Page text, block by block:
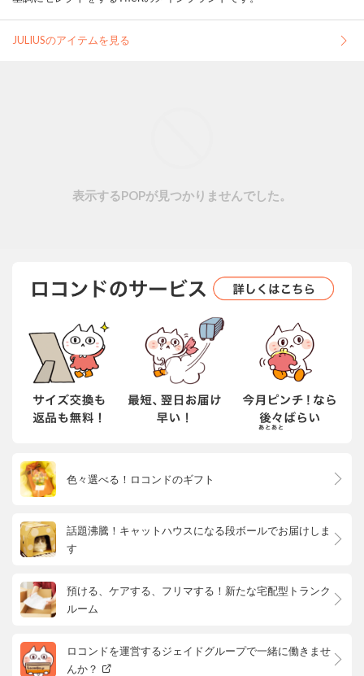
JULIUSのアイテムを見る
表示するPOPが見つかりませんでした。
色々選べる！ロコンドのギフト
話題沸騰！キャットハウスになる段ボールでお届けしま
す
預ける、ケアする、フリマする！新たな宅配型トランク
ルーム
ロコンドを運営するジェイドグループで一緒に働きませ
んか？